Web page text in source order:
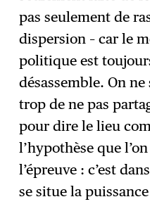
pas seulement de
dispersion – car le
politique est
désassemble. On
trop de ne pas
pour dire le lieu
l’hypothèse que
l’épreuve : c’est
se situe la